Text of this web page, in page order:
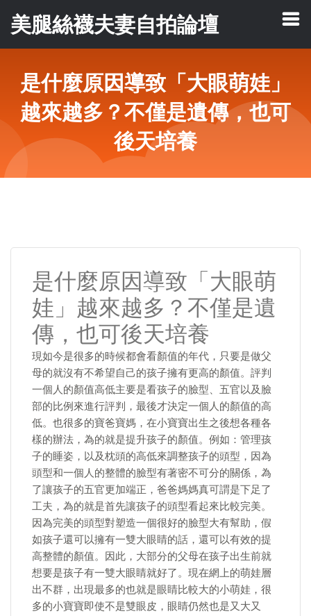
美腿絲襪夫妻自拍論壇
是什麼原因導致「大眼萌娃」
越來越多？不僅是遺傳，也可
後天培養
是什麼原因導致「大眼萌
娃」越來越多？不僅是遺
傳，也可後天培養
現如今是很多的時候都會看顏值的年代，只要是做父
母的就沒有不希望自己的孩子擁有更高的顏值。評判
一個人的顏值高低主要是看孩子的臉型、五官以及臉
部的比例來進行評判，最後才決定一個人的顏值的高
低。也很多的寶爸寶媽，在小寶寶出生之後想各種各
樣的辦法，為的就是提升孩子的顏值。例如：管理孩
子的睡姿，以及枕頭的高低來調整孩子的頭型，因為
頭型和一個人的整體的臉型有著密不可分的關係，為
了讓孩子的五官更加端正，爸爸媽媽真可謂是下足了
工夫，為的就是首先讓孩子的頭型看起來比較完美。
因為完美的頭型對塑造一個很好的臉型大有幫助，假
如孩子還可以擁有一雙大眼睛的話，還可以有效的提
高整體的顏值。因此，大部分的父母在孩子出生前就
想要是孩子有一雙大眼睛就好了。現在網上的萌娃層
出不群，出現最多的也就是眼睛比較大的小萌娃，很
多的小寶寶即使不是雙眼皮，眼睛仍然也是又大又